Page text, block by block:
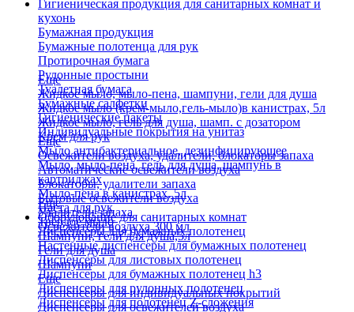
Гигиеническая продукция для санитарных комнат и
кухонь
Бумажная продукция
Бумажные полотенца для рук
Протирочная бумага
Рулонные простыни
Туалетная бумага
Бумажные салфетки
Гигиенические пакеты
Индивидуальные покрытия на унитаз
Еще
Жидкое мыло, мыло-пена, шампуни, гели для душа
Жидкое мыло (крем-мыло,гель-мыло)в канистрах, 5л
Жидкое мыло, гель для душа, шамп. с дозатором
Крем для рук
Мыло антибактериальное, дезинфицирующее
Мыло, мыло-пена, гель для душа, шампунь в
картриджах
Мыло-пена в канистрах, 5л
Паста для рук
Твердое мыло
Шампуни, гели для душа,5л
Гели для душа
Шампуни
Еще
Освежители воздуха, удалители, блокаторы запаха
Автоматические освежители воздуха
Блокаторы, удалители запаха
Бытовые освежители воздуха
Удалители запаха
Освежители воздуха 300 мл
Еще
Оборудование для санитарных комнат
Диспенсеры для бумажных полотенец
Настенные диспенсеры для бумажных полотенец
Диспенсеры для листовых полотенец
Диспенсеры для бумажных полотенец h3
Диспенсеры для рулонных полотенец
Диспенсеры для полотенец Z-сложения
Еще
Диспенсеры для индивидуальных покрытий
Диспенсеры для освежителей воздуха